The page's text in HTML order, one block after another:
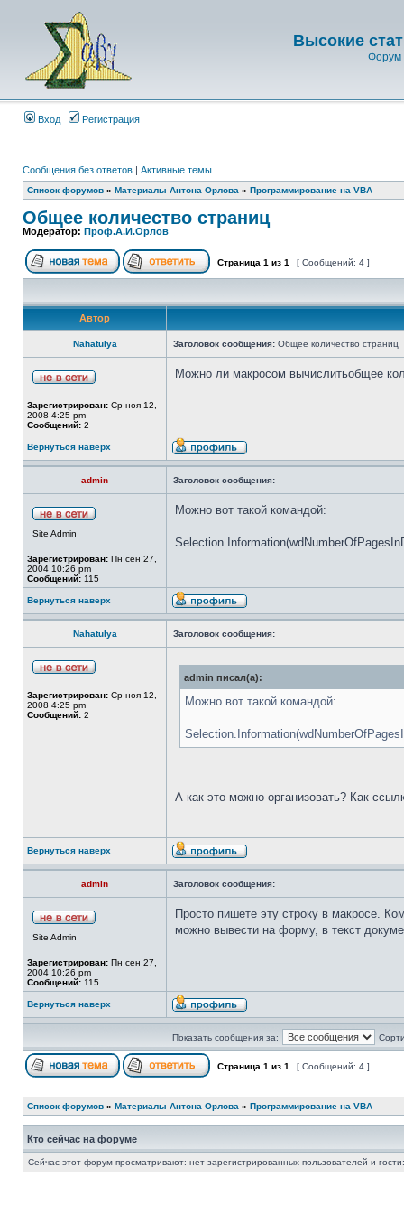
Высокие
Форум
Вход Регистрация
Сообщения без ответов | Активные темы
Список форумов » Материалы Антона Орлова » Программирование на VBA
Общее количество страниц
Модератор: Проф.А.И.Орлов
Страница 1 из 1 [ Сообщений: 4 ]
Автор
Nahatulya Заголовок сообщения: Общее количество страниц
Зарегистрирован: Ср ноя 12,
2008 4:25 pm
Сообщений: 2
Можно ли макросом вычислитьобщее
Вернуться наверх
admin Заголовок сообщения:
Site Admin
Зарегистрирован: Пн сен 27,
2004 10:26 pm
Сообщений: 115
Можно вот такой командой:
Вернуться наверх
Nahatulya Заголовок сообщения:
Зарегистрирован: Ср ноя 12,
2008 4:25 pm
Сообщений: 2
admin писал(а):
Можно вот такой командой:
А как это можно организовать? Как
Вернуться наверх
admin Заголовок сообщения:
Site Admin
Зарегистрирован: Пн сен 27,
2004 10:26 pm
Сообщений: 115
Просто пишете эту строку в макросе.
можно вывести на форму, в текст
Вернуться наверх
Показать сообщения за:
Страница 1 из 1 [ Сообщений: 4 ]
Список форумов » Материалы Антона Орлова » Программирование на VBA
Кто сейчас на форуме
Сейчас этот форум просматривают: нет зарегистрированных пользователей и